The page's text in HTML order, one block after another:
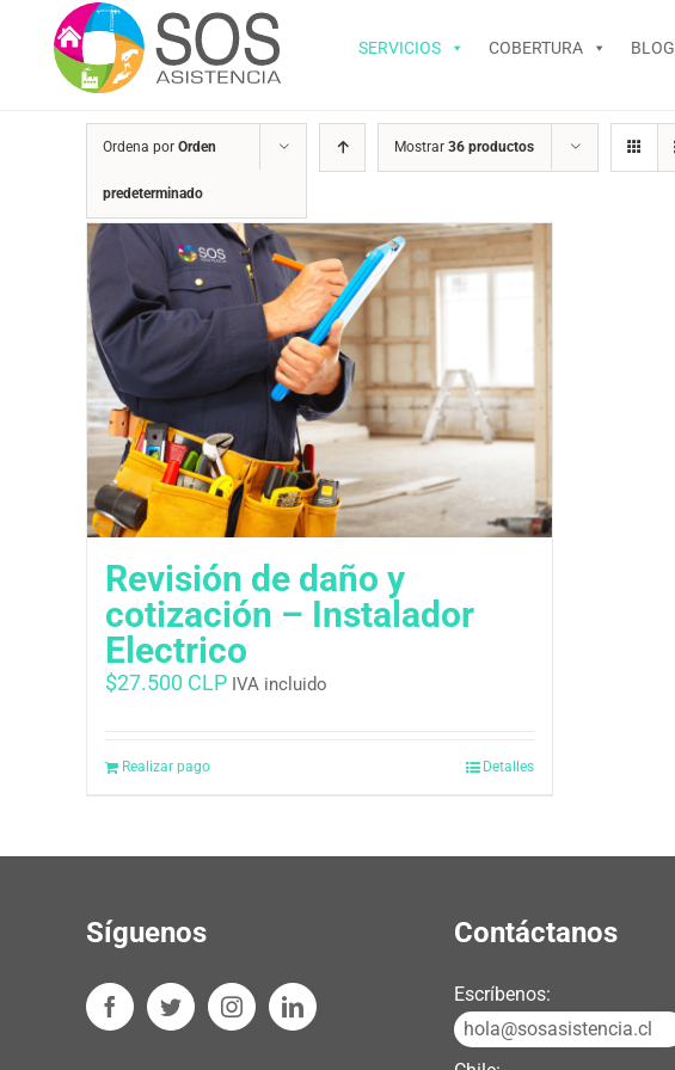
contenido
SERVICIOS COBERTURA BLOG
Ordena por Orden
predeterminado
Mostrar 36 productos
Revisión de daño y
cotización – Instalador
Electrico
$27.500 CLP IVA incluido
Realizar pago Detalles
Síguenos Contáctanos
Escríbenos:
hola@sosasistencia.cl